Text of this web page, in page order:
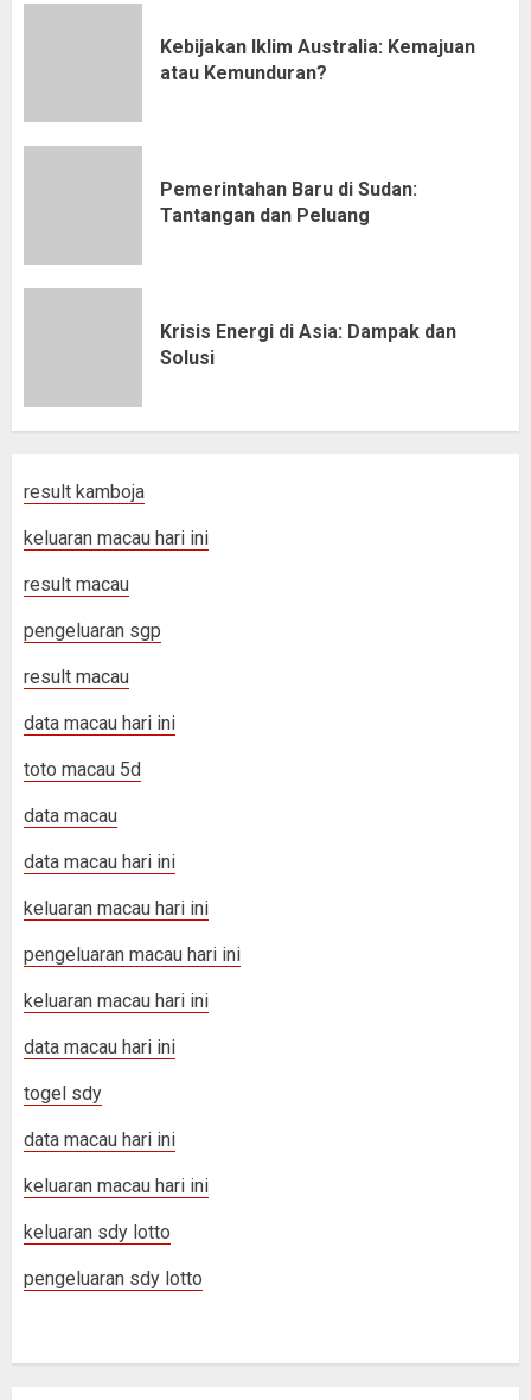
Kebijakan Iklim Australia: Kemajuan
atau Kemunduran?
Pemerintahan Baru di Sudan:
Tantangan dan Peluang
Krisis Energi di Asia: Dampak dan
Solusi
result kamboja
keluaran macau hari ini
result macau
pengeluaran sgp
result macau
data macau hari ini
toto macau 5d
data macau
data macau hari ini
keluaran macau hari ini
pengeluaran macau hari ini
keluaran macau hari ini
data macau hari ini
togel sdy
data macau hari ini
keluaran macau hari ini
keluaran sdy lotto
pengeluaran sdy lotto